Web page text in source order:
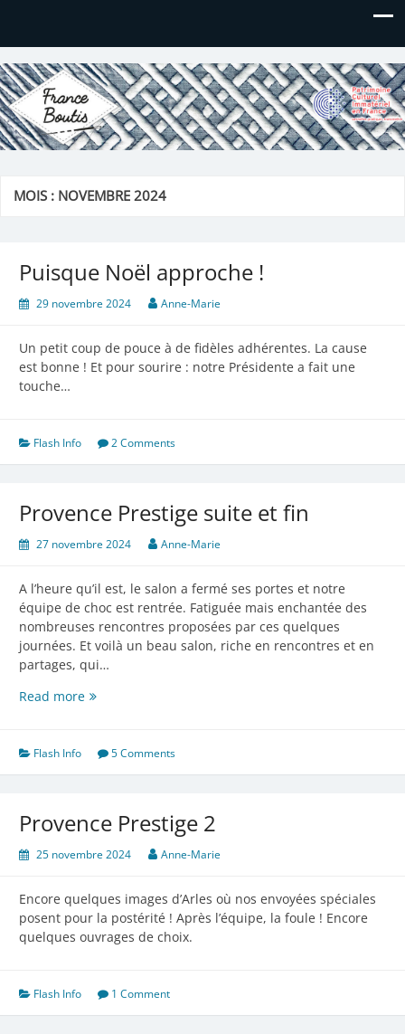
France Boutis
Le site de France Boutis
MOIS : NOVEMBRE 2024
Puisque Noël approche !
29 novembre 2024 Anne-Marie
Un petit coup de pouce à de fidèles adhérentes. La cause
est bonne ! Et pour sourire : notre Présidente a fait une
touche…
Flash Info 2 Comments
Provence Prestige suite et fin
27 novembre 2024 Anne-Marie
A l’heure qu’il est, le salon a fermé ses portes et notre
équipe de choc est rentrée. Fatiguée mais enchantée des
nombreuses rencontres proposées par ces quelques
journées. Et voilà un beau salon, riche en rencontres et en
partages, qui…
Read moreProvence
fin
Flash Info 5 Comments
Provence Prestige 2
25 novembre 2024 Anne-Marie
Encore quelques images d’Arles où nos envoyées spéciales
posent pour la postérité ! Après l’équipe, la foule ! Encore
quelques ouvrages de choix.
Flash Info 1 Comment